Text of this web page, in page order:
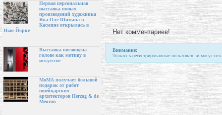
Первая персональная
выставка новых
произведений художника
Яна-Оле Шимана в
Касмине открылась в
Нью-Йорке
Выставка посвящена
голове как мотиву в
искусстве
МоМА получает большой
подарок от работ
швейцарских
архитекторов Herzog & de
Meuron
Нет комментариев!
Внимание:
Только зарегистрированные пользователи могут